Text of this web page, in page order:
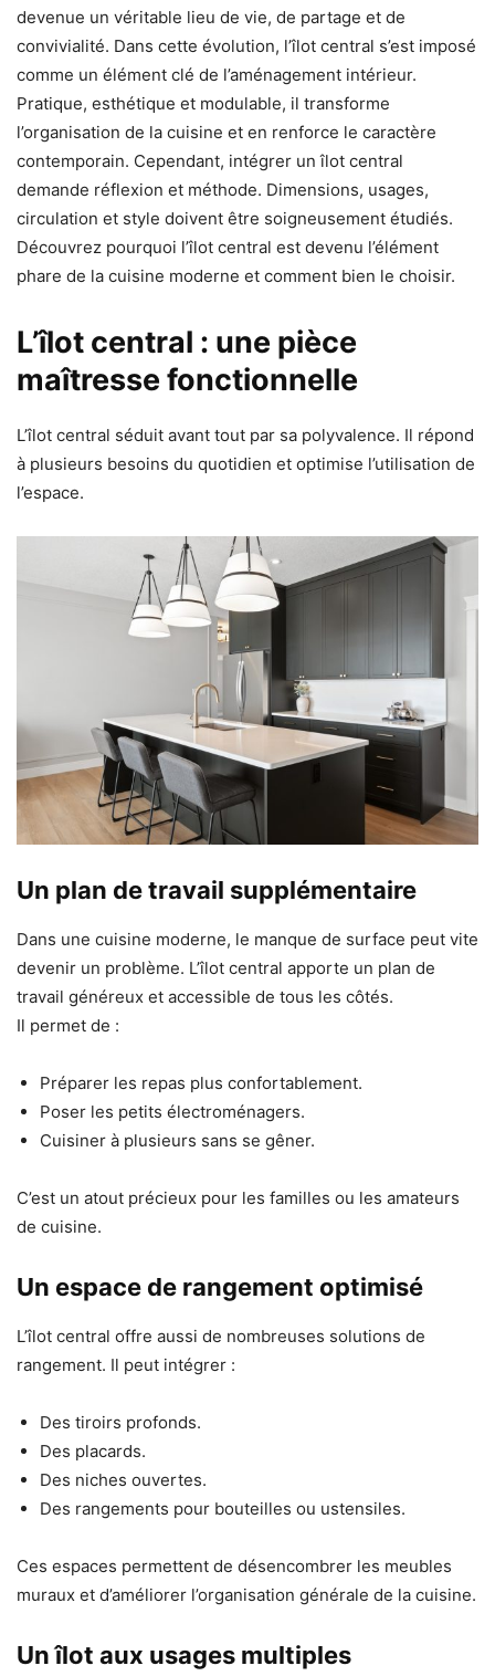
devenue un véritable lieu de vie, de partage et de
convivialité. Dans cette évolution, l’îlot central s’est imposé
comme un élément clé de l’aménagement intérieur.
Pratique, esthétique et modulable, il transforme
l’organisation de la cuisine et en renforce le caractère
contemporain. Cependant, intégrer un îlot central
demande réflexion et méthode. Dimensions, usages,
circulation et style doivent être soigneusement étudiés.
Découvrez pourquoi l’îlot central est devenu l’élément
phare de la cuisine moderne et comment bien le choisir.
L’îlot central : une pièce
maîtresse fonctionnelle
L’îlot central séduit avant tout par sa polyvalence. Il répond
à plusieurs besoins du quotidien et optimise l’utilisation de
l’espace.
Un plan de travail supplémentaire
Dans une cuisine moderne, le manque de surface peut vite
devenir un problème. L’îlot central apporte un plan de
travail généreux et accessible de tous les côtés.
Il permet de :
Préparer les repas plus confortablement.
Poser les petits électroménagers.
Cuisiner à plusieurs sans se gêner.
C’est un atout précieux pour les familles ou les amateurs
de cuisine.
Un espace de rangement optimisé
L’îlot central offre aussi de nombreuses solutions de
rangement. Il peut intégrer :
Des tiroirs profonds.
Des placards.
Des niches ouvertes.
Des rangements pour bouteilles ou ustensiles.
Ces espaces permettent de désencombrer les meubles
muraux et d’améliorer l’organisation générale de la cuisine.
Un îlot aux usages multiples